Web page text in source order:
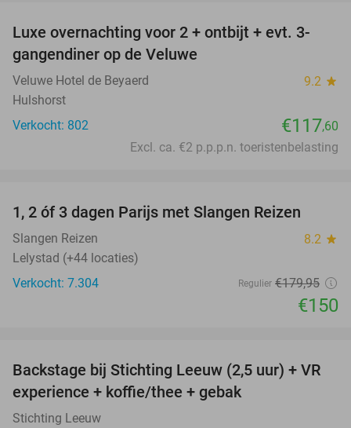
Luxe overnachting voor 2 + ontbijt + evt. 3-
gangendiner op de Veluwe
Veluwe Hotel de Beyaerd 9.2 star
Hulshorst
Verkocht: 802
€117,60
Excl. ca. €2 p.p.p.n. toeristenbelasting
1, 2 óf 3 dagen Parijs met Slangen Reizen
Slangen Reizen 8.2 star
Lelystad (+44 locaties)
Verkocht: 7.304
Regulier €179,95
€150
54%
Backstage bij Stichting Leeuw (2,5 uur) + VR
experience + koffie/thee + gebak
Stichting Leeuw